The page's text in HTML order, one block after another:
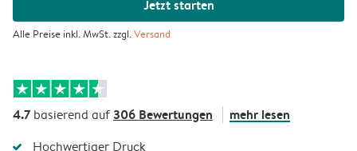
Jetzt starten
Alle Preise inkl. MwSt. zzgl.Versand
4.7 basierend auf306 Bewertungen mehr lesen
Hochwertiger Druck